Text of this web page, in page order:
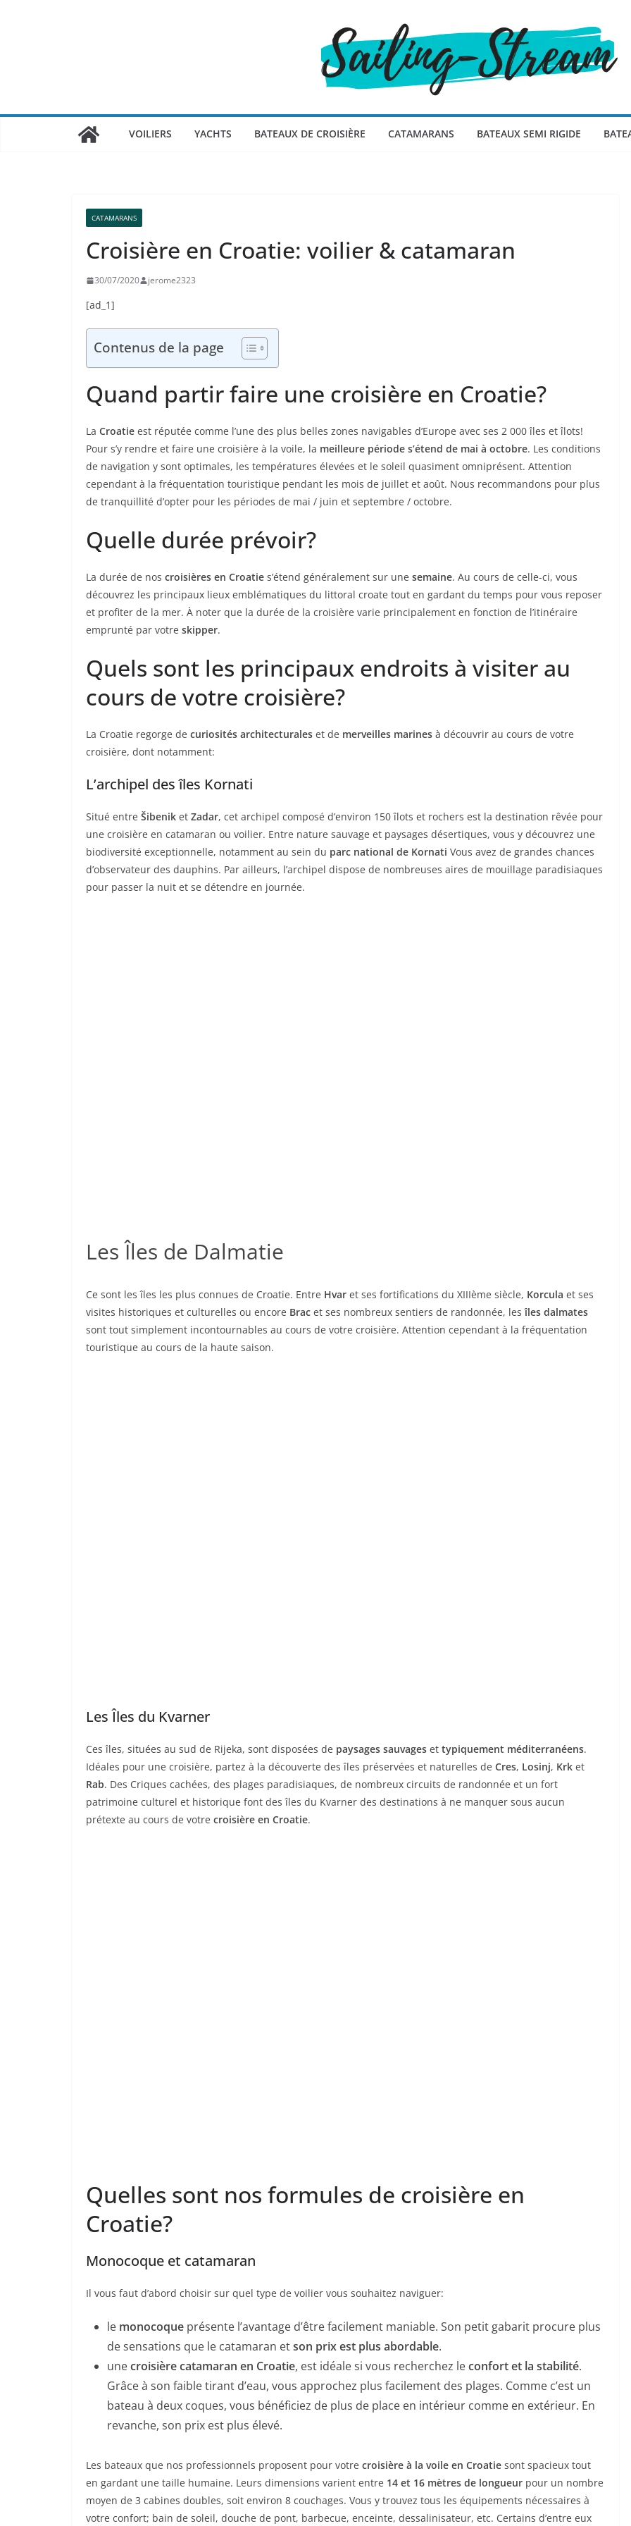
VOILIERS YACHTS BATEAUX DE CROISIÈRE CATAMARANS BATEAUX SEMI RIGIDE
CATAMARANS
Croisière en Croatie: voilier & catamaran
30/07/2020 jerome2323
[ad_1]
Contenus de la page
Quand partir faire une croisière en Croatie?
La Croatie est réputée comme l’une des plus belles zones navigables d’Europe avec ses 2 000 îles et îlots!
Pour s’y rendre et faire une croisière à la voile, la meilleure période s’étend de mai à octobre. Les conditions
de navigation y sont optimales, les températures élevées et le soleil quasiment omniprésent. Attention
cependant à la fréquentation touristique pendant les mois de juillet et août. Nous recommandons pour plus
de tranquillité d’opter pour les périodes de mai / juin et septembre / octobre.
Quelle durée prévoir?
La durée de nos croisières en Croatie s’étend généralement sur une semaine. Au cours de celle-ci, vous
découvrez les principaux lieux emblématiques du littoral croate tout en gardant du temps pour vous reposer
et profiter de la mer. À noter que la durée de la croisière varie principalement en fonction de l’itinéraire
emprunté par votre skipper.
Quels sont les principaux endroits à visiter au
cours de votre croisière?
La Croatie regorge de curiosités architecturales et de merveilles marines à découvrir au cours de votre
croisière, dont notamment:
L’archipel des îles Kornati
Situé entre Šibenik et Zadar, cet archipel composé d’environ 150 îlots et rochers est la destination rêvée pour
une croisière en catamaran ou voilier. Entre nature sauvage et paysages désertiques, vous y découvrez une
biodiversité exceptionnelle, notamment au sein du parc national de Kornati Vous avez de grandes chances
d’observateur des dauphins. Par ailleurs, l’archipel dispose de nombreuses aires de mouillage paradisiaques
pour passer la nuit et se détendre en journée.
Les Îles de Dalmatie
Ce sont les îles les plus connues de Croatie. Entre Hvar et ses fortifications du XIIIème siècle, Korcula et ses
visites historiques et culturelles ou encore Brac et ses nombreux sentiers de randonnée, lesîles dalmates
sont tout simplement incontournables au cours de votre croisière. Attention cependant à la fréquentation
touristique au cours de la haute saison.
Les Îles du Kvarner
Ces îles, situées au sud de Rijeka, sont disposées de paysages sauvages et typiquement méditerranéens.
Idéales pour une croisière, partez à la découverte des îles préservées et naturelles de Cres, Losinj, Krk et
Rab. Des Criques cachées, des plages paradisiaques, de nombreux circuits de randonnée et un fort
patrimoine culturel et historique font des îles du Kvarner des destinations à ne manquer sous aucun
prétexte au cours de votre croisière en Croatie.
Quelles sont nos formules de croisière en
Croatie?
Monocoque et catamaran
Il vous faut d’abord choisir sur quel type de voilier vous souhaitez naviguer:
le monocoque présente l’avantage d’être facilement maniable. Son petit gabarit procure plus
de sensations que le catamaran etson prix est plus abordable.
unecroisière catamaran en Croatie, est idéale si vous recherchez leconfort et la stabilité.
Grâce à son faible tirant d’eau, vous approchez plus facilement des plages. Comme c’est un
bateau à deux coques, vous bénéficiez de plus de place en intérieur comme en extérieur. En
revanche, son prix est plus élevé.
Les bateaux que nos professionnels proposent pour votre croisière à la voile en Croatie sont spacieux tout
en gardant une taille humaine. Leurs dimensions varient entre 14 et 16 mètres de longueur pour un nombre
moyen de 3 cabines doubles, soit environ 8 couchages. Vous y trouvez tous les équipements nécessaires à
votre confort; bain de soleil, douche de pont, barbecue, enceinte, dessalinisateur, etc. Certains d’entre eux